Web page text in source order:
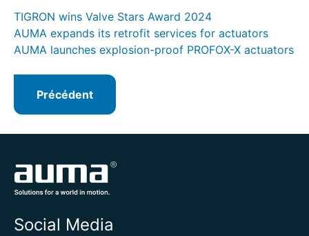
TIGRON wins Valve Stars Award 2024
AUMA expands its retrofit services for actuators
AUMA launches explosion-proof PROFOX-X actuators
Précédent
Social Media